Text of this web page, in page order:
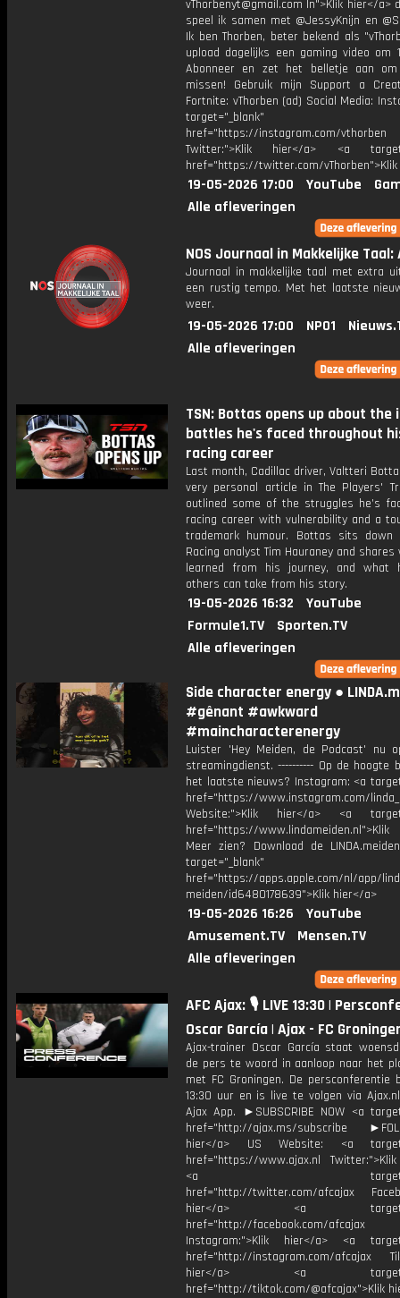
vThorbenyt@gmail.com In">Klik hier</a>
speel ik samen met @JessyKnijn en
Ik ben Thorben, beter bekend als
upload dagelijks een gaming video om
Abonneer en zet het belletje aan
missen! Gebruik mijn Support a
Fortnite: vThorben (ad) Social Media:
target="_blank"
href="https://instagram.com/vthorben
Twitter:">Klik hier</a> <a
href="https://twitter.com/
19-05-2026 17:00 YouTube
Alle afleveringen
NOS Journaal in Makkelijke
Journaal in makkelijke taal met extra
een rustig tempo. Met het laatste
weer.
19-05-2026 17:00 NPO1
Alle afleveringen
TSN: Bottas opens up about the
battles he's faced throughout
racing career
Last month, Cadillac driver, Valtteri
very personal article in The Players'
outlined some of the struggles he’s
racing career with vulnerability and a
trademark humour. Bottas sits down
Racing analyst Tim Hauraney and shares
learned from his journey, and what
others can take from his story.
19-05-2026 16:32
YouTube
Formule1.TV
Sporten.TV
Alle afleveringen
Side character energy ●
#gênant #awkward
#maincharacterenergy
Luister 'Hey Meiden, de Podcast' nu
streamingdienst. ---------- Op de hoogte
het laatste nieuws? Instagram: <a
href="https://www.instagram.com/
Website:">Klik hier</a> <a
href="https://
Meer zien? Download de
target="_blank"
href="https://apps.apple.com/nl/app/
meiden/id6480178639">Klik hier</a>
19-05-2026 16:26
YouTube
Amusement.TV
Mensen.TV
Alle afleveringen
AFC Ajax: 🎙️ LIVE 13:30 |
Oscar García | Ajax - FC
Ajax-trainer Oscar García staat
de pers te woord in aanloop naar het
met FC Groningen. De persconferentie
13:30 uur en is live te volgen via
Ajax App. ►SUBSCRIBE NOW <a
href="http://ajax.ms/subscribe
hier</a> US Website: <a
href="https://www.ajax.nl
<a
href="http://twitter.com/afcajax
hier</a> <a
href="http://facebook.com/afcajax
Instagram:">Klik hier</a> <a
href="http://instagram.com/afcajax
hier</a> <a
href="http://tiktok.com/@afcajax">Klik